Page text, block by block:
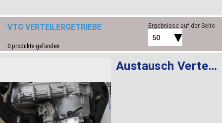
VTG VERTEILERGETRIEBE
0 produkte gefunden
Ergebnisse auf der Seite
50
Austausch Verteilergetriebe ATC 700